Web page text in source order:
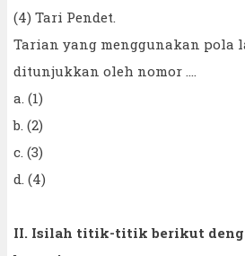
(4) Tari Pendet.
Tarian yang menggunakan pola
ditunjukkan oleh nomor ....
a. (1)
b. (2)
c. (3)
d. (4)
II. Isilah titik-titik berikut